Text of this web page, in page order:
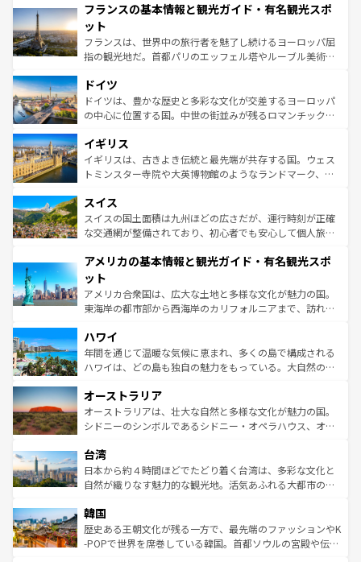
ませてくれるイタリアで、忘れられない旅をしてみよう！
なお、新着のイタリア情報は
しい。
文化が根付くこの国では、情熱的なフラメンコ、熱気あふ
れる闘牛、そして美味しいタパスが生活の一部となってい
る。首都マドリードの洗練された雰囲気や、バルセロナの
アートに溢れた街角から、地方では古代ローマ遺跡や中世
せる。地方によって風土や気候が異なるスペインはその個
性で訪れる人を魅了する。 なお、新着のスペイン情報は コ
ンテンツ一覧を参照してほしい。
フランスの基本情報と観光ガイド・有名観光スポ
ット
フランスは、世界中の旅行者を魅了し続けるヨーロッパ屈
指の観光地だ。首都パリのエッフェル塔やルーブル美術館
で、幅広い魅力が詰まっている。華麗な宮殿、歴史的な大
聖堂、美しいビーチ、そして豊かな自然が、訪れる者を心
から魅了する。また、フランスは美食の国としても知ら
いる。シャンパンの発祥地であるランス、プロヴァンスの
香り高いラベンダー畑など、多彩な楽しみ方が可能だ。さ
らに、パリ以外の地域にも魅力が溢れており、どの街角に
れる地方に足を運ぶとそれぞれで全く異なる文化を体験で
きるだろう。 なお、新着のフランス情報はコンテンツ一覧
を参照してほしい。
ドイツ
ドイツは、豊かな歴史と多彩な文化が交差するヨーロッパ
の中心に位置する国。中世の街並みが残るロマンチック街
顔を持つこの国は、どこを歩いても飽きることがない。ベ
ルリンの文化的活気、バイエルン州のアルプスの絶景、そ
してライン川沿いのワイン畑といった風景は必見。ビール
は、お酒好きな人にはぜひ体験してほしい。 なお、新着の
ドイツ情報はコンテンツ一覧を参照してほしい。
イギリス
イギリスは、古きよき伝統と最先端が共存する国。ウェス
トミンスター寺院や大英博物館のようなランドマーク、歴
リアごとに異なる魅力がある。また、優雅なアフタヌーン
ティー、ビール好きにはたまらない英国パブ、サッカー観
戦など、本場だからこそできる体験も豊富。イギリスを旅
ンツ一覧を参照してほしい。
スイス
スイスの国土面積は九州ほどの広さだが、運行時刻が正確
な交通網が整備されており、初心者でも安心して個人旅行
の建物がそのまま残る町や、スイスならではのユニークな
博物館もあり、アルプス観光だけでなく町歩きも満喫する
ことができる。国民の所得が高いため物価も高いが、旅行
者向けの交通パス提供のサービスもあり、うまく活用すれ
着のスイス情報は
アメリカの基本情報と観光ガイド・有名観光スポ
ット
アメリカ合衆国は、広大な土地と多様な文化が魅力の国。
東海岸の都市部から西海岸のカリフォルニアまで、訪れる
のような巨大都市は、観光、ショッピング、エンターテイ
ンメントが詰まった刺激的なスポットだ。一方、アメリカ
西部には大自然が広がり、グランドキャニオンやイエロー
部のニューオーリンズでは、音楽と美食が融合した独特の
文化が魅力。旅行者はアメリカの各地域で異なる魅力を楽
しみながら、その多様性と豊かな歴史を感じることができ
ならではの贅沢な旅のスタイルだ。 なお、新着のアメリカ
情報はコンテンツ一覧を参照してほしい。
ハワイ
年間を通じて温暖な気候に恵まれ、多くの島で構成される
ハワイは、どの島も独自の魅力をもっている。大自然の神
ワイ島は見逃せない。また、定番の観光地といえばオアフ
島だが、静かな自然を求めるならマウイ島やカウアイ島が
おすすめ。エメラルドグリーンに輝く海をはじめ、豊かな
れるおもてなしの心で訪れる人々を迎えてくれるハワイの
人々、おいしいローカルフードやハワイアンミュージッ
ク、伝統的なフラダンスなど、すべてがハワイの魅力を彩
ワイを、存分に味わってほしい。 なお、新着のハワイ情報
はコンテンツ一覧を参照してほしい。
オーストラリア
オーストラリアは、壮大な自然と多様な文化が魅力の国。
シドニーのシンボルであるシドニー・オペラハウス、オー
リアリーフや大陸中央部にそびえるウルル（エアーズロッ
ク）、タスマニアの美しい原生林やケアンズの熱帯雨林な
ど、見どころがたくさん。また、カフェやワイン、オージ
いる。アクティビティも充実しており、サーフィンやダイ
ビング、ハイキングなど、アウトドア好きにはたまらな
い。オーストラリアの多彩な魅力を存分に味わいつくそ
台湾
日本から約４時間ほどでたどり着く台湾は、多彩な文化と
自然が織りなす魅力的な観光地。活気あふれる大都市の台
ン）、静ひつな山岳地帯である台湾東部など、都市の喧騒
と山間の静けさが共存しており、訪れる人に新しい発見と
驚きをもたらしてくれる。また、奥深い台湾の食文化も魅
韓国
歴史ある王朝文化が残る一方で、最先端のファッションやK
-POPで世界を席巻している韓国。首都ソウルの宮殿や伝統